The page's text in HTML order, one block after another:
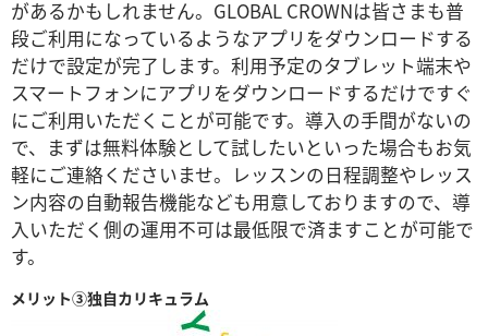
があるかもしれません。GLOBAL CROWNは皆さまも普
段ご利用になっているようなアプリをダウンロードする
だけで設定が完了します。利用予定のタブレット端末や
スマートフォンにアプリをダウンロードするだけですぐ
にご利用いただくことが可能です。導入の手間がないの
で、まずは無料体験として試したいといった場合もお気
軽にご連絡くださいませ。レッスンの日程調整やレッス
ン内容の自動報告機能なども用意しておりますので、導
入いただく側の運用不可は最低限で済ますことが可能で
す。
メリット③独自カリキュラム